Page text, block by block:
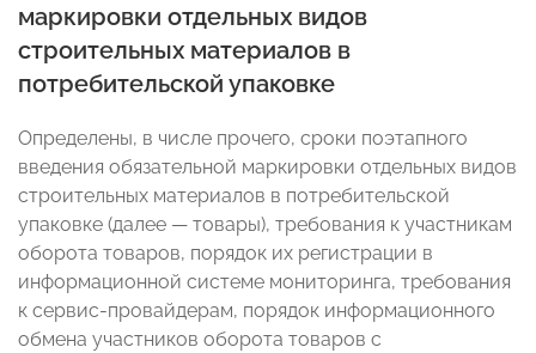
маркировки отдельных видов
строительных материалов в
потребительской упаковке
Определены, в числе прочего, сроки поэтапного
введения обязательной маркировки отдельных видов
строительных материалов в потребительской
упаковке (далее — товары), требования к участникам
оборота товаров, порядок их регистрации в
информационной системе мониторинга, требования
к сервис-провайдерам, порядок информационного
обмена участников оборота товаров с